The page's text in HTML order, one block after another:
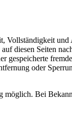
Vollständigkeit
diesen Seiten
gespeicherte
oder
möglich. Bei